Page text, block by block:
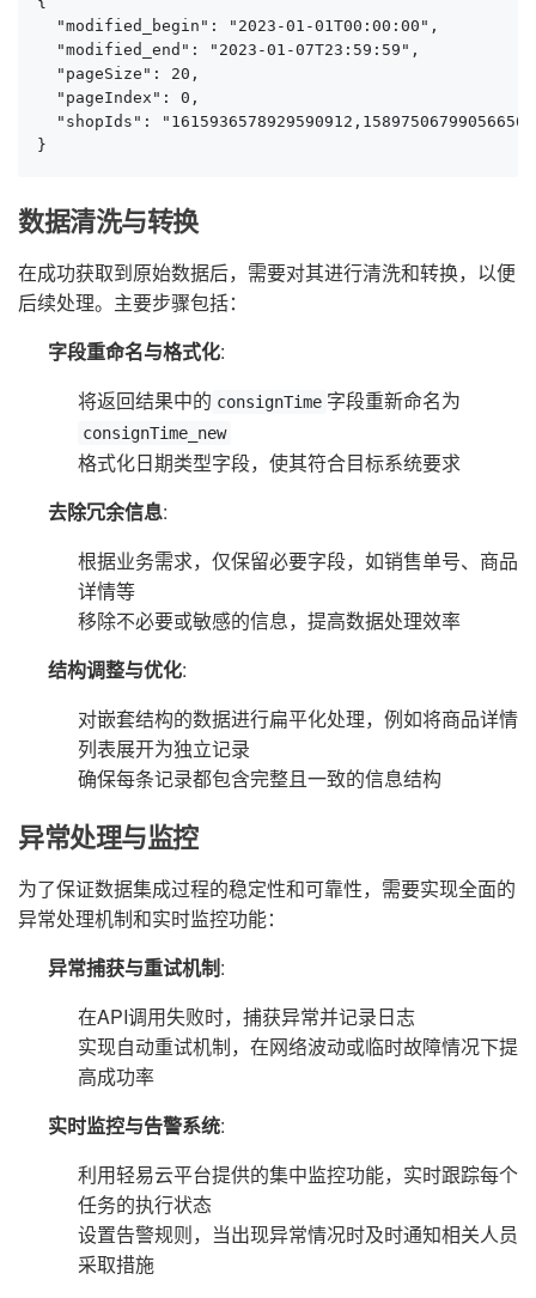
  "modified_begin": "2023-01-01T00:00:00",
  "modified_end": "2023-01-07T23:59:59",
  "pageSize": 20,
  "pageIndex": 0,
"shopIds":
}
数据清洗与转换
在成功获取到原始数据后，需要对其进行清洗和转换，以便
后续处理。主要步骤包括：
字段重命名与格式化:
将返回结果中的 consignTime 字段重新命名为
consignTime_new
格式化日期类型字段，使其符合目标系统要求
去除冗余信息:
根据业务需求，仅保留必要字段，如销售单号、商品
详情等
移除不必要或敏感的信息，提高数据处理效率
结构调整与优化:
对嵌套结构的数据进行扁平化处理，例如将商品详情
列表展开为独立记录
确保每条记录都包含完整且一致的信息结构
异常处理与监控
为了保证数据集成过程的稳定性和可靠性，需要实现全面的
异常处理机制和实时监控功能：
异常捕获与重试机制:
在API调用失败时，捕获异常并记录日志
实现自动重试机制，在网络波动或临时故障情况下提
高成功率
实时监控与告警系统:
利用轻易云平台提供的集中监控功能，实时跟踪每个
任务的执行状态
设置告警规则，当出现异常情况时及时通知相关人员
采取措施